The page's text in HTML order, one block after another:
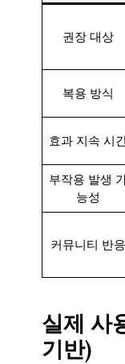
권장 대상
복용 방식
효과 지속 시
부작용 발생
능성
커뮤니티 반응
실제 사
기반)